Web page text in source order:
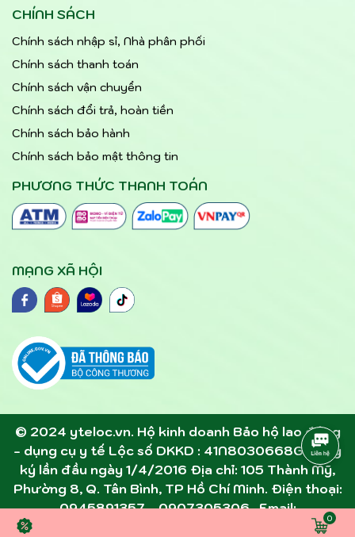
0
CHÍNH SÁCH
Chính sách nhập sỉ, Nhà phân phối
Chính sách thanh toán
Chính sách vận chuyển
Chính sách đổi trả, hoàn tiền
Chính sách bảo hành
Chính sách bảo mật thông tin
PHƯƠNG THỨC THANH TOÁN
MẠNG XÃ HỘI
© 2024 yteloc.vn. Hộ kinh doanh Bảo hộ lao động
- dụng cụ y tế Lộc số DKKD : 41N8030668G đăng
ký lần đầu ngày 1/4/2016 Địa chỉ: 105 Thành Mỹ,
Phường 8, Q. Tân Bình, TP Hồ Chí Minh. Điện thoại:
0945891357 - 0907305306 . Email: